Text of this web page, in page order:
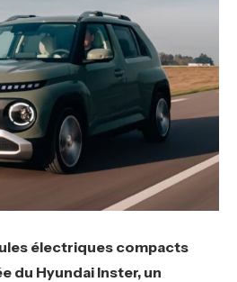
électriques compacts
du Hyundai Inster, un